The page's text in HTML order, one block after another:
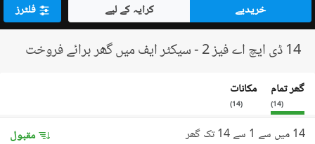
خریدیے کرایہ کے لیے فلٹرز
14 ڈی ایچ اے فیز 2 - سیکٹر ایف میں گھر برائے فروخت
گھر تمام
(
14
)
مکانات
(
14
)
14 میں سے 1 سے 14 تک گھر مقبول